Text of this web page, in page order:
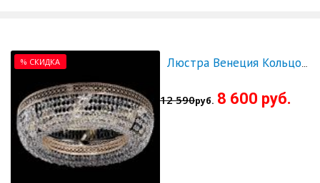
% СКИДКА
12 590руб. 8 600 руб.